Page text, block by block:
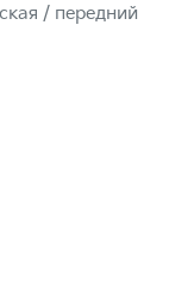
/ передний